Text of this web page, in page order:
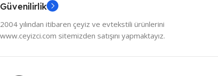
Güvenilirlik
2004 yılından itibaren çeyiz ve evtekstili ürünlerini
www.ceyizci.com sitemizden satışını yapmaktayız.